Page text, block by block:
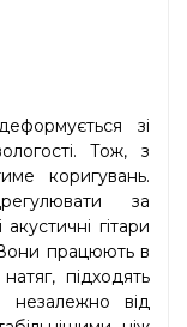
зі
Тож, з
коригувань.
за
гітари
працюють в
підходять
незалежно від